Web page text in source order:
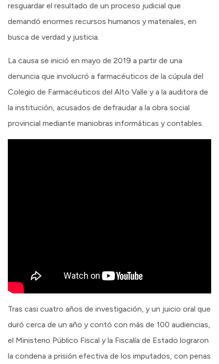
resguardar el resultado de un proceso judicial que
demandó enormes recursos humanos y materiales, en
busca de verdad y justicia.
La causa se inició en mayo de 2019 a partir de una
denuncia que involucró a farmacéuticos de la cúpula del
Colegio de Farmacéuticos del Alto Valle y a la auditora de
la institución, acusados de defraudar a la obra social
provincial mediante maniobras informáticas y contables.
Tras casi cuatro años de investigación, y un juicio oral que
duró cerca de un año y contó con más de 100 audiencias,
el Ministerio Público Fiscal y la Fiscalía de Estado lograron
la condena a prisión efectiva de los imputados, con penas